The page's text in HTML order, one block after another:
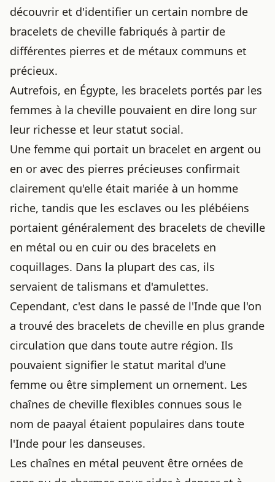
découvrir et d'identifier un certain nombre de
bracelets de cheville fabriqués à partir de
différentes pierres et de métaux communs et
précieux.
Autrefois, en Égypte, les bracelets portés par les
femmes à la cheville pouvaient en dire long sur
leur richesse et leur statut social.
Une femme qui portait un bracelet en argent ou
en or avec des pierres précieuses confirmait
clairement qu'elle était mariée à un homme
riche, tandis que les esclaves ou les plébéiens
portaient généralement des bracelets de cheville
en métal ou en cuir ou des bracelets en
coquillages. Dans la plupart des cas, ils
servaient de talismans et d'amulettes.
Cependant, c'est dans le passé de l'Inde que l'on
a trouvé des bracelets de cheville en plus grande
circulation que dans toute autre région. Ils
pouvaient signifier le statut marital d'une
femme ou être simplement un ornement. Les
chaînes de cheville flexibles connues sous le
nom de paayal étaient populaires dans toute
l'Inde pour les danseuses.
Les chaînes en métal peuvent être ornées de